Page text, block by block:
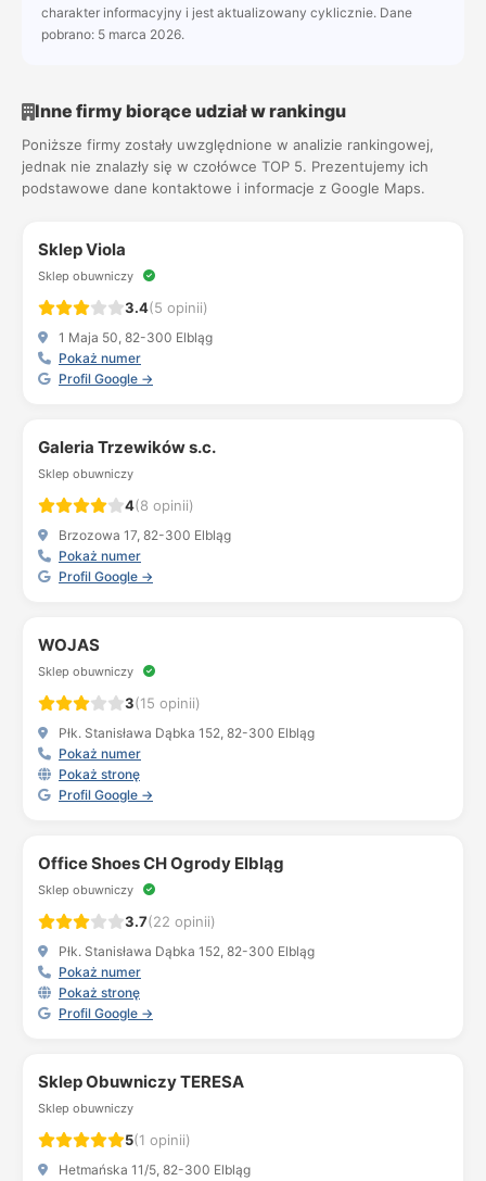
charakter informacyjny i jest aktualizowany cyklicznie. Dane
pobrano: 5 marca 2026.
Inne firmy biorące udział w rankingu
Poniższe firmy zostały uwzględnione w analizie rankingowej,
jednak nie znalazły się w czołówce TOP 5. Prezentujemy ich
podstawowe dane kontaktowe i informacje z Google Maps.
Sklep Viola
Sklep obuwniczy
3.4(5 opinii)
1 Maja 50, 82-300 Elbląg
Pokaż numer
Profil Google →
Galeria Trzewików s.c.
Sklep obuwniczy
4(8 opinii)
Brzozowa 17, 82-300 Elbląg
Pokaż numer
Profil Google →
WOJAS
Sklep obuwniczy
3(15 opinii)
Płk. Stanisława Dąbka 152, 82-300 Elbląg
Pokaż numer
Pokaż stronę
Profil Google →
Office Shoes CH Ogrody Elbląg
Sklep obuwniczy
3.7(22 opinii)
Płk. Stanisława Dąbka 152, 82-300 Elbląg
Pokaż numer
Pokaż stronę
Profil Google →
Sklep Obuwniczy TERESA
Sklep obuwniczy
5(1 opinii)
Hetmańska 11/5, 82-300 Elbląg